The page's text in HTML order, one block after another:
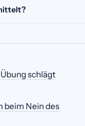
schlägt
beim Nein des